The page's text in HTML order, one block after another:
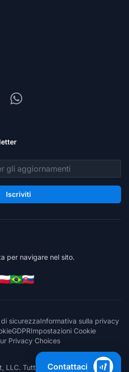
Whatsapp
Iscriviti
per navigare nel sito.
sicurezzaInformativa sulla privacy
GDPRImpostazioni Cookie
Privacy Choices
Tutti i diritti riservati.
Contattaci